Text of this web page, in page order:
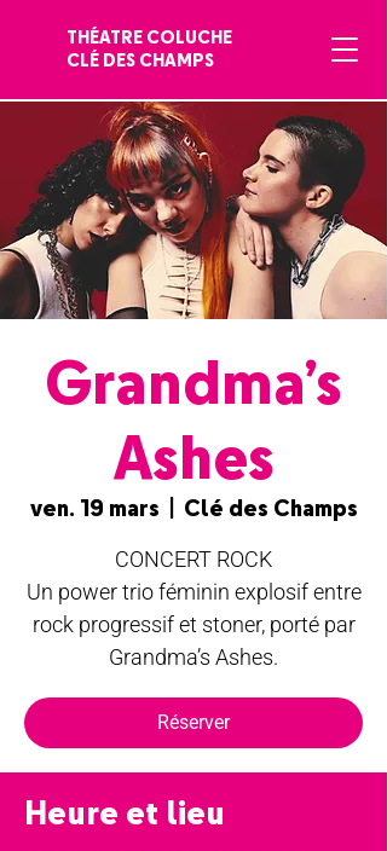
THÉATRE COLUCHE
CLÉ DES CHAMPS
Grandma’s
Ashes
ven. 19 mars Clé des Champs
CONCERT ROCK
Un power trio féminin explosif entre
rock progressif et stoner, porté par
Grandma’s Ashes.
Réserver
Heure et lieu